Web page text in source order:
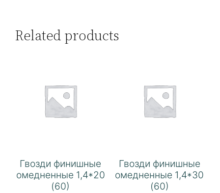
Related products
Гвозди финишные
омедненные 1,4*20
(60)
Гвозди финишные
омедненные 1,4*30
(60)